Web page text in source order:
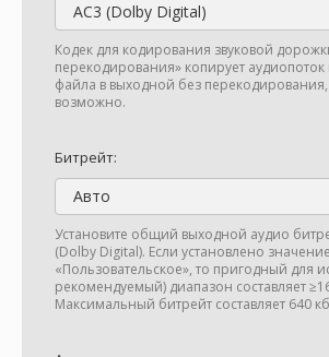
AC3 (Dolby Digital)
Кодек для кодирования звуковой
перекодирования» копирует аудиопоток
файла в выходной без перекодирования,
возможно.
Битрейт:
Авто
Установите общий выходной аудио
(Dolby Digital). Если установлено значение
«Пользовательское», то пригодный для
рекомендуемый) диапазон составляет
Максимальный битрейт составляет 640